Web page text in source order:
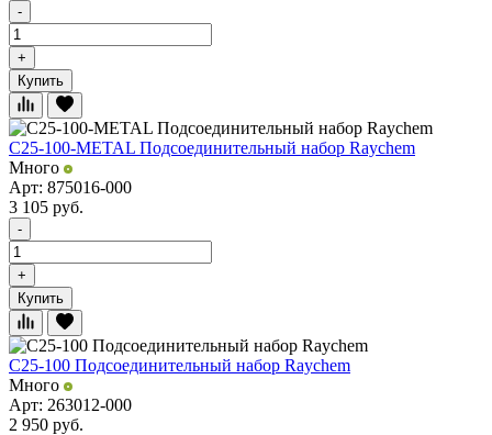
-
+
Купить
C25-100-METAL Подсоединительный набор Raychem
Много
Арт: 875016-000
3 105 руб.
-
+
Купить
C25-100 Подсоединительный набор Raychem
Много
Арт: 263012-000
2 950 руб.